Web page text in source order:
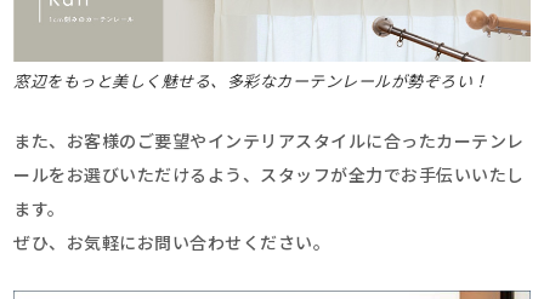
窓辺をもっと美しく魅せる、多彩なカーテンレールが勢ぞろい！
また、お客様のご要望やインテリアスタイルに合ったカーテンレ
ールをお選びいただけるよう、スタッフが全力でお手伝いいたし
ます。
ぜひ、お気軽にお問い合わせください。